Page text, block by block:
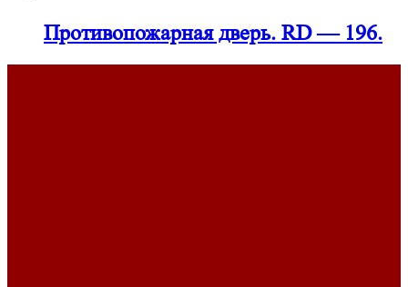
Противопожарная дверь. RD — 196.